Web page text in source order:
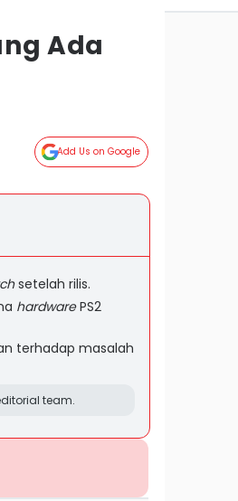
Ada
Add Us on Google
setelah rilis.
hardwarePS2
terhadap masalah
team.